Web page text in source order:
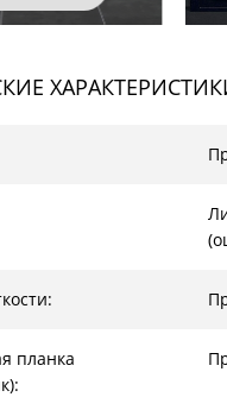
планка